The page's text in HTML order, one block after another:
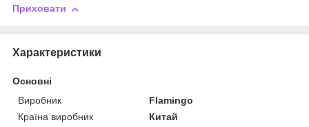
Приховати
Характеристики
Основні
Виробник
Flamingo
Країна виробник
Китай